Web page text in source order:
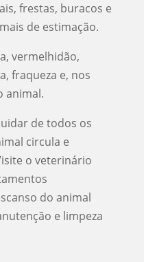
frestas, buracos e
de estimação.
vermelhidão,
fraqueza e, nos
animal.
de todos os
circula e
o veterinário
do animal
e limpeza